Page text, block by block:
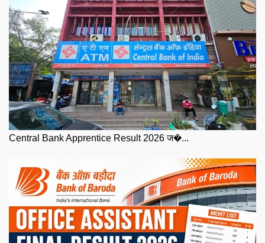
Central Bank Apprentice Result 2026 ज�...